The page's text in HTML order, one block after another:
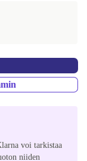
voi tarkistaa
niiden